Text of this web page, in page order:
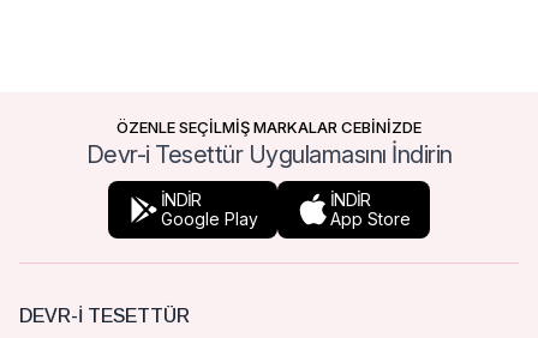
ÖZENLE SEÇİLMİŞ MARKALAR CEBİNİZDE
Devr-i Tesettür Uygulamasını İndirin
İNDİR
Google Play
İNDİR
App Store
DEVR-I TESETTÜR